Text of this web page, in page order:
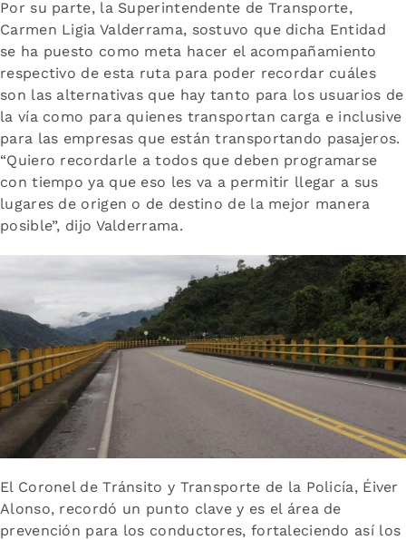
Por su parte, la Superintendente de Transporte,
Carmen Ligia Valderrama, sostuvo que dicha Entidad
se ha puesto como meta hacer el acompañamiento
respectivo de esta ruta para poder recordar cuáles
son las alternativas que hay tanto para los usuarios de
la vía como para quienes transportan carga e inclusive
para las empresas que están transportando pasajeros.
“Quiero recordarle a todos que deben programarse
con tiempo ya que eso les va a permitir llegar a sus
lugares de origen o de destino de la mejor manera
posible”, dijo Valderrama.
El Coronel de Tránsito y Transporte de la Policía, Éiver
Alonso, recordó un punto clave y es el área de
prevención para los conductores, fortaleciendo así los